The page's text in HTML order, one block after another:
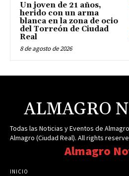
Un joven de 21 años,
herido con un arma
blanca en la zona de ocio
del Torreón de Ciudad
Real
8 de agosto de 2026
ALMAGRO
Todas las Noticias y Eventos de
Almagro (Ciudad Real). All rights
Almagro
INICIO